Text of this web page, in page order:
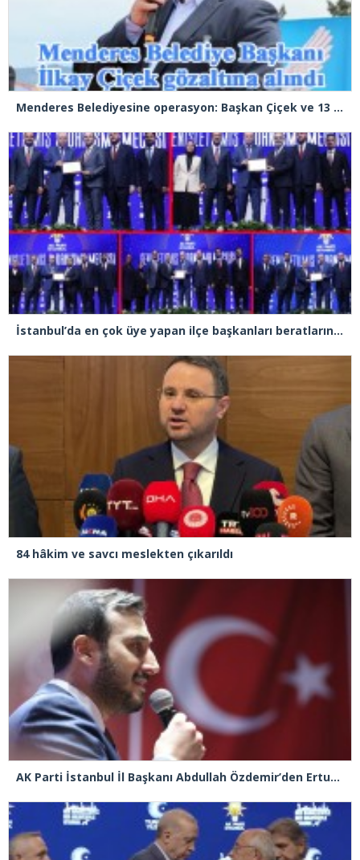
Menderes Belediyesine operasyon: Başkan Çiçek ve 13 kişi gözaltında
İstanbul’da en çok üye yapan ilçe başkanları beratlarını Cumhurbaşkanı Erdoğan’ın elinden aldı
84 hâkim ve savcı meslekten çıkarıldı
AK Parti İstanbul İl Başkanı Abdullah Özdemir’den Ertuğrul Özkök’e “Franco” tepkisi